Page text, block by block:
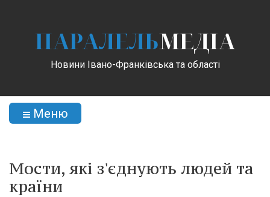
ПАРАЛЕЛЬМЕДІА
Новини Івано-Франківська та області
Меню
Мости, які з'єднують людей та
країни